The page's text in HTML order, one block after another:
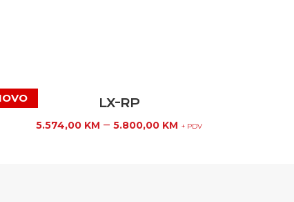
LX-RP
5.574,00 KM –5.800,00 KM + PDV